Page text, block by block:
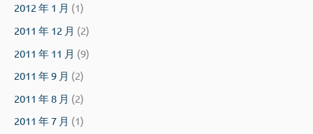
2012 年 1 月 (1)
2011 年 12 月 (2)
2011 年 11 月 (9)
2011 年 9 月 (2)
2011 年 8 月 (2)
2011 年 7 月 (1)